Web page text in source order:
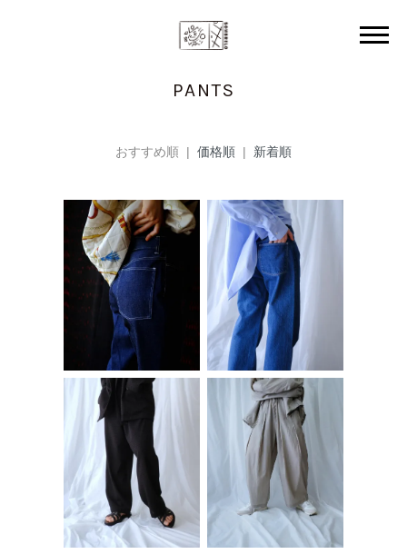
PANTS
おすすめ順 | 価格順 | 新着順